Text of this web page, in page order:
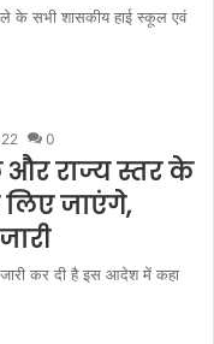
के सभी शासकीय हाई स्कूल एवं
0
और राज्य स्तर के
जाएंगे,
जारी कर दी है इस आदेश में कहा